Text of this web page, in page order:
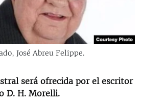
José Abreu Felippe.
será ofrecida por el escritor
D. H. Morelli.